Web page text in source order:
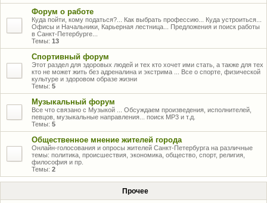
Форум о работе
Куда пойти, кому податься?... Как выбрать профессию... Куда устроиться...
Офисы и Начальники, Карьерная лестница... Предложения и поиск работы
в Санкт-Петербурге...
Темы: 13
Спортивный форум
Этот раздел для здоровых людей и тех кто хочет ими стать, а также для тех
кто не может жить без адреналина и экстрима ... Все о спорте, физической
культуре и здоровом образе жизни
Темы: 5
Музыкальный форум
Все что связано с Музыкой ... Обсуждаем произведения, исполнителей,
певцов, музыкальные направления... поиск MP3 и т.д.
Темы: 5
Общественное мнение жителей города
Онлайн-голосования и опросы жителей Санкт-Петербурга на различные
темы: политика, происшествия, экономика, общество, спорт, религия,
философия и пр.
Темы: 2
Прочее